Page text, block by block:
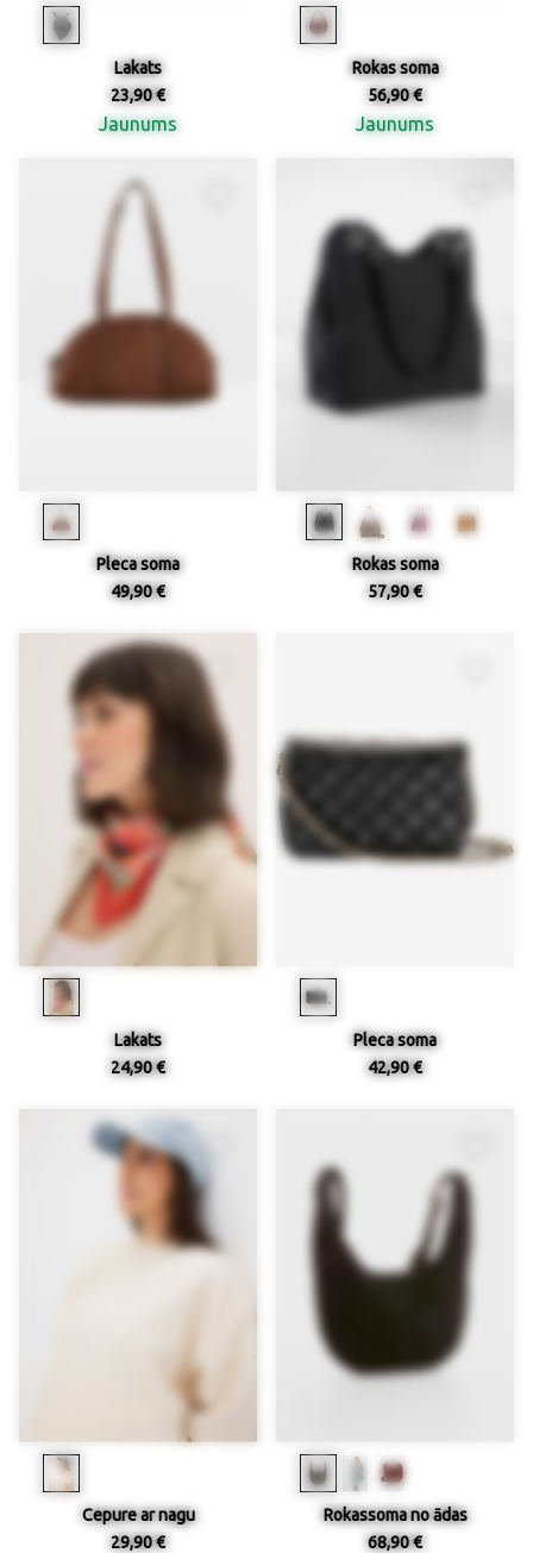
Lakats
23,90 €
Jaunums
Rokas soma
56,90 €
Jaunums
Pleca soma
49,90 €
Rokas soma
57,90 €
Lakats
24,90 €
Pleca soma
42,90 €
Cepure ar nagu
29,90 €
Rokassoma no ādas
68,90 €